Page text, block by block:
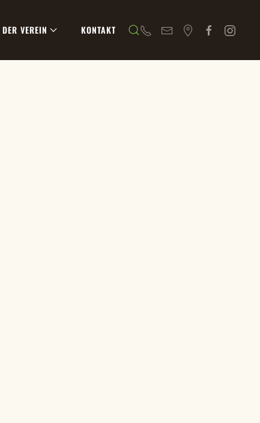
DER VEREIN KONTAKT